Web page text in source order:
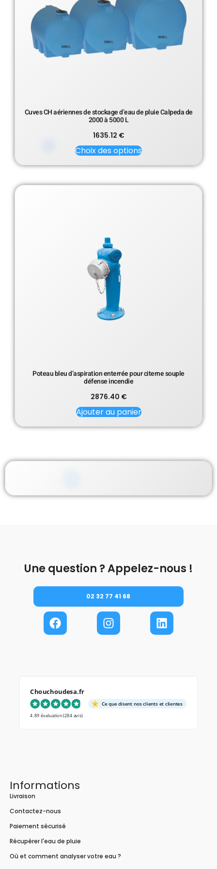
Cuves CH aériennes de stockage d’eau de pluie Calpeda de
2000 à 5000 L
1635.12 €
Choix des options
Poteau bleu d’aspiration enterrée pour citerne souple
défense incendie
2876.40 €
Ajouter au panier
Une question ? Appelez-nous !
02 32 77 41 68
Chouchoudesa.fr
Ce que disent nos clients et clientes
4.89 évaluation(284 avis)
Informations
Livraison
Contactez-nous
Paiement sécurisé
Récupérer l'eau de pluie
Où et comment analyser votre eau ?